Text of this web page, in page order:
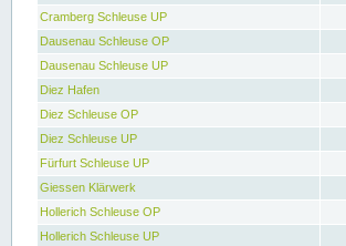
Cramberg Schleuse UP
Dausenau Schleuse OP
Dausenau Schleuse UP
Diez Hafen
Diez Schleuse OP
Diez Schleuse UP
Fürfurt Schleuse UP
Giessen Klärwerk
Hollerich Schleuse OP
Hollerich Schleuse UP